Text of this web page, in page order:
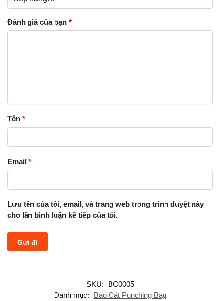
Đánh giá của bạn *
Tên *
Email *
Lưu tên của tôi, email, và trang web trong trình duyệt này
cho lần bình luận kế tiếp của tôi.
SKU:
BC0005
Danh mục:
Bao Cát Punching Bag